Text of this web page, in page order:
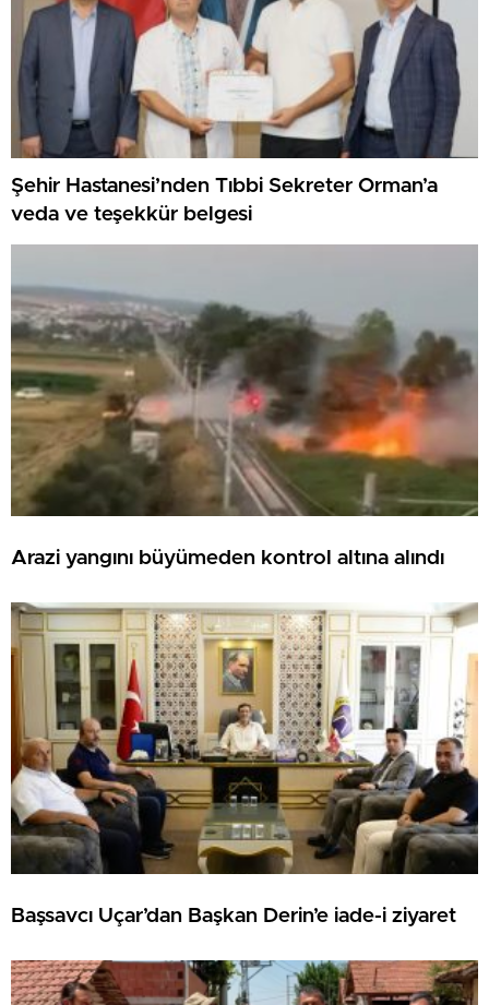
Şehir Hastanesi’nden Tıbbi Sekreter Orman’a
veda ve teşekkür belgesi
Arazi yangını büyümeden kontrol altına alındı
Başsavcı Uçar’dan Başkan Derin’e iade-i ziyaret